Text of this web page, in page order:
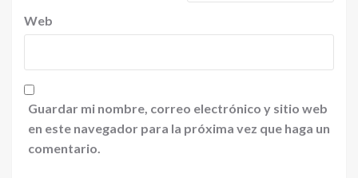
Web
Guardar mi nombre, correo electrónico y sitio web
en este navegador para la próxima vez que haga un
comentario.